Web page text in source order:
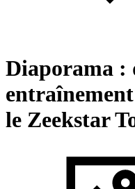
Diaporama :
le Zeekstar